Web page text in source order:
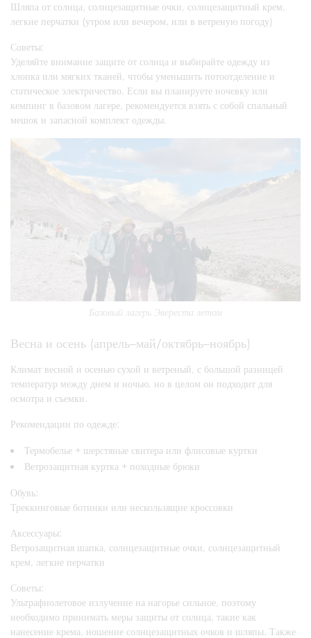
Шляпа от солнца, солнцезащитные очки, солнцезащитный крем,
легкие перчатки (утром или вечером, или в ветреную погоду)
Советы:
Уделяйте внимание защите от солнца и выбирайте одежду из
хлопка или мягких тканей, чтобы уменьшить потоотделение и
статическое электричество. Если вы планируете ночевку или
кемпинг в базовом лагере, рекомендуется взять с собой спальный
мешок и запасной комплект одежды.
Базовый лагерь Эвереста летом
Весна и осень (апрель–май/октябрь–ноябрь)
Климат весной и осенью сухой и ветреный, с большой разницей
температур между днем и ночью, но в целом он подходит для
осмотра и съемки.
Рекомендации по одежде:
Термобелье + шерстяные свитера или флисовые куртки
Ветрозащитная куртка + походные брюки
Обувь:
Треккинговые ботинки или нескользящие кроссовки
Аксессуары:
Ветрозащитная шапка, солнцезащитные очки, солнцезащитный
крем, легкие перчатки
Советы:
Ультрафиолетовое излучение на нагорье сильное, поэтому
необходимо принимать меры защиты от солнца, такие как
нанесение крема, ношение солнцезащитных очков и шляпы. Также